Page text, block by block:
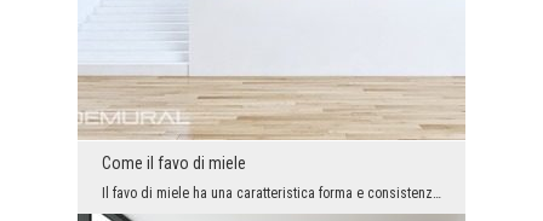
Come il favo di miele